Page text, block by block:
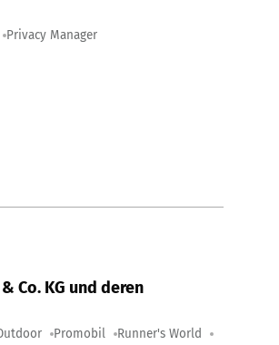
Privacy Manager
Co. KG und deren
Promobil Runner's World